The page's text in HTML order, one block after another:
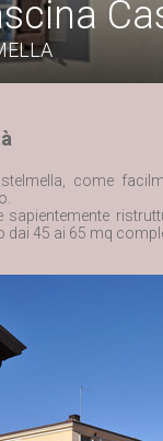
come
sapientemente
45 ai 65 mq